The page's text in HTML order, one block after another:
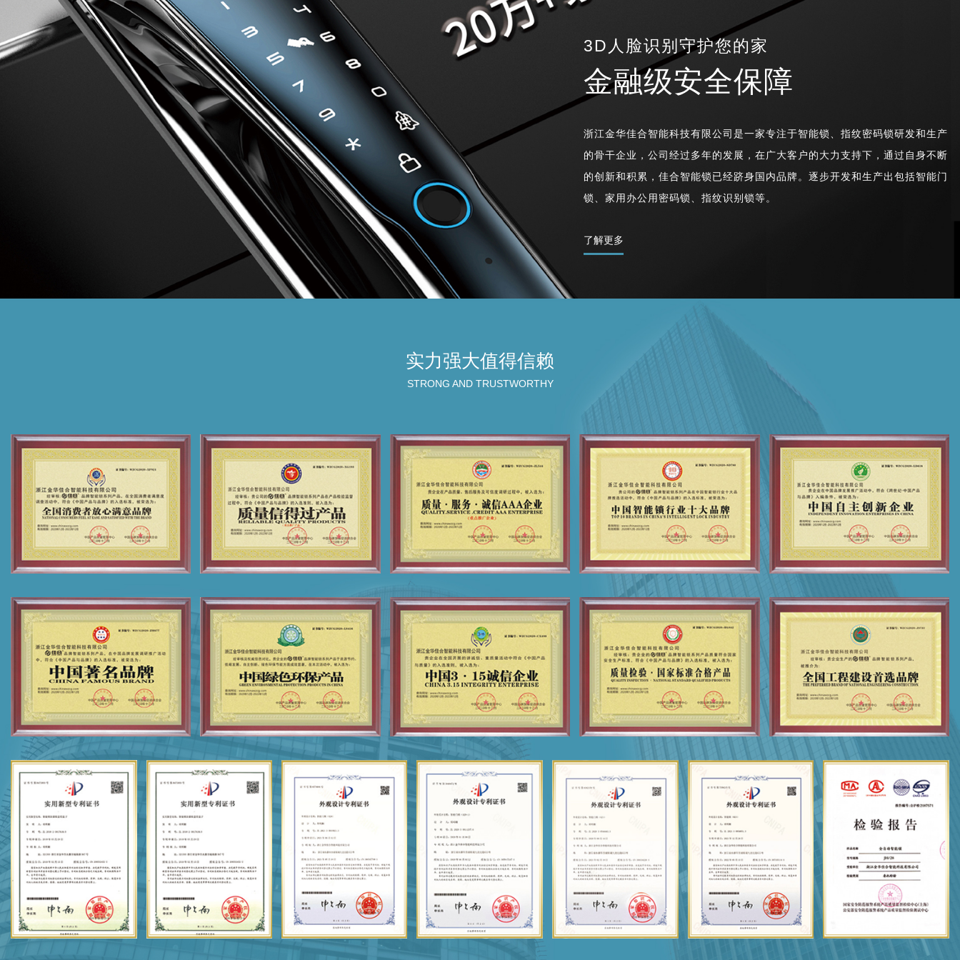
3D人脸识别守护您的家
金融级安全保障
浙江金华佳合智能科技有限公司是一家专注于智能锁、指纹密码锁研发和生产
的骨干企业，公司经过多年的发展，在广大客户的大力支持下，通过自身不断
的创新和积累，佳合智能锁已经跻身国内品牌。逐步开发和生产出包括智能门
锁、家用办公用密码锁、指纹识别锁等。
了解更多
实力强大值得信赖
STRONG AND TRUSTWORTHY